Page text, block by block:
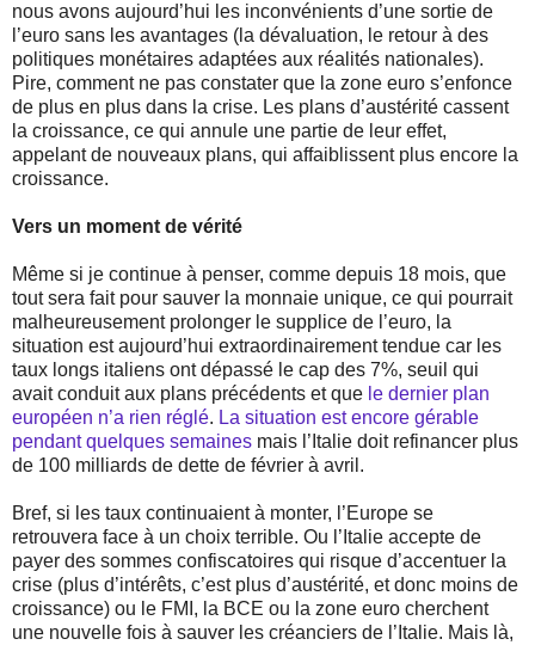
nous avons aujourd’hui les inconvénients d’une sortie de
l’euro sans les avantages (la dévaluation, le retour à des
politiques monétaires adaptées aux réalités nationales).
Pire, comment ne pas constater que la zone euro s’enfonce
de plus en plus dans la crise. Les plans d’austérité cassent
la croissance, ce qui annule une partie de leur effet,
appelant de nouveaux plans, qui affaiblissent plus encore la
croissance.
Vers un moment de vérité
Même si je continue à penser, comme depuis 18 mois, que
tout sera fait pour sauver la monnaie unique, ce qui pourrait
malheureusement prolonger le supplice de l’euro, la
situation est aujourd’hui extraordinairement tendue car les
taux longs italiens ont dépassé le cap des 7%, seuil qui
avait conduit aux plans précédents et que le dernier plan
européen n’a rien réglé. La situation est encore gérable
pendant quelques semaines mais l’Italie doit refinancer plus
de 100 milliards de dette de février à avril.
Bref, si les taux continuaient à monter, l’Europe se
retrouvera face à un choix terrible. Ou l’Italie accepte de
payer des sommes confiscatoires qui risque d’accentuer la
crise (plus d’intérêts, c’est plus d’austérité, et donc moins de
croissance) ou le FMI, la BCE ou la zone euro cherchent
une nouvelle fois à sauver les créanciers de l’Italie. Mais là,